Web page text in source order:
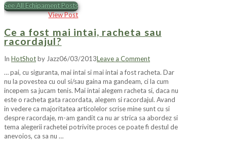
See All Echipament Posts
View Post
Ce a fost mai intai, racheta sau
racordajul?
In HotShotby Jazz06/03/2013Leave a Comment
… pai, cu siguranta, mai intai si mai intai a fost racheta. Dar
nu la povestea cu oul si/sau gaina ma gandeam, ci la cum
incepem sa jucam tenis. Mai intai alegem racheta si, daca nu
este o racheta gata racordata, alegem si racordajul. Avand
in vedere ca majoritatea articolelor scrise mine sunt cu si
despre racordaje, m-am gandit ca nu ar strica sa abordez si
tema alegerii rachetei potrivite proces ce poate fi destul de
anevoios, ca sa nu …